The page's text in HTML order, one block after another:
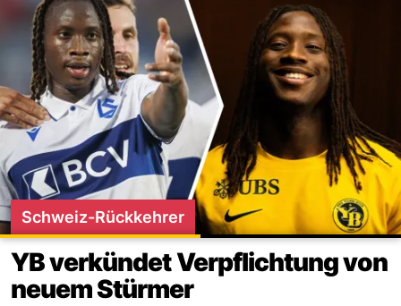
Schweiz-Rückkehrer
YB verkündet Verpflichtung von
neuem Stürmer